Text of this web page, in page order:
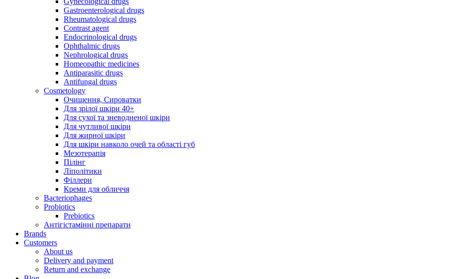
Gastroenterological drugs
Rheumatological drugs
Contrast agent
Endocrinological drugs
Ophthalmic drugs
Nephrological drugs
Homeopathic medicines
Antiparasitic drugs
Antifungal drugs
Cosmetology
Очищення, Сироватки
Для зрілої шкіри 40+
Для сухої та зневодненої шкіри
Для чутливої шкіри
Для жирної шкіри
Для шкіри навколо очей та області губ
Мезотерапія
Пілінг
Ліполітики
Філлери
Креми для обличчя
Bacteriophages
Probiotics
Prebiotics
Антігістамінні препарати
Brands
Customers
About us
Delivery and payment
Return and exchange